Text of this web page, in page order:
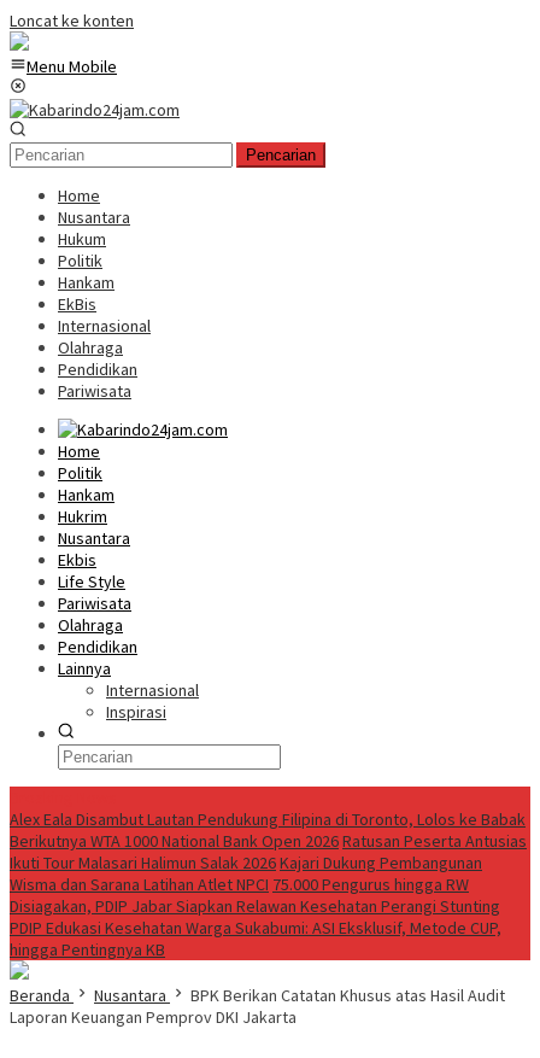
Loncat ke konten
Menu Mobile
Pencarian
Home
Nusantara
Hukum
Politik
Hankam
EkBis
Internasional
Olahraga
Pendidikan
Pariwisata
Home
Politik
Hankam
Hukrim
Nusantara
Ekbis
Life Style
Pariwisata
Olahraga
Pendidikan
Lainnya
Internasional
Inspirasi
Alex Eala Disambut Lautan Pendukung Filipina di Toronto, Lolos ke Babak
Berikutnya WTA 1000 National Bank Open 2026Ratusan Peserta Antusias
Ikuti Tour Malasari Halimun Salak 2026Kajari Dukung Pembangunan
Wisma dan Sarana Latihan Atlet NPCI 75.000 Pengurus hingga RW
Disiagakan, PDIP Jabar Siapkan Relawan Kesehatan Perangi Stunting
PDIP Edukasi Kesehatan Warga Sukabumi: ASI Eksklusif, Metode CUP,
hingga Pentingnya KB
Beranda Nusantara
BPK Berikan Catatan Khusus atas Hasil Audit
Laporan Keuangan Pemprov DKI Jakarta